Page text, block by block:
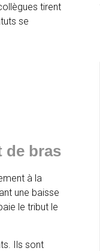
tirent
se
de bras
à la
une baisse
le tribut le
Ils sont